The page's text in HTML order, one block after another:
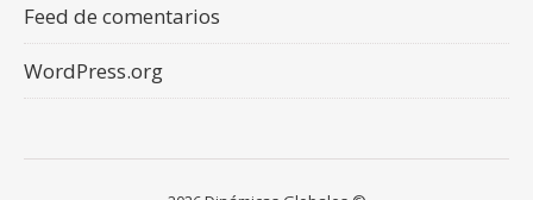
Feed de comentarios
WordPress.org